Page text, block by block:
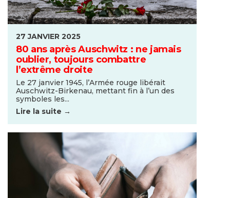
27 JANVIER 2025
80 ans après Auschwitz : ne jamais
oublier, toujours combattre
l’extrême droite
Le 27 janvier 1945, l’Armée rouge libérait
Auschwitz-Birkenau, mettant fin à l’un des
symboles les...
Lire la suite →